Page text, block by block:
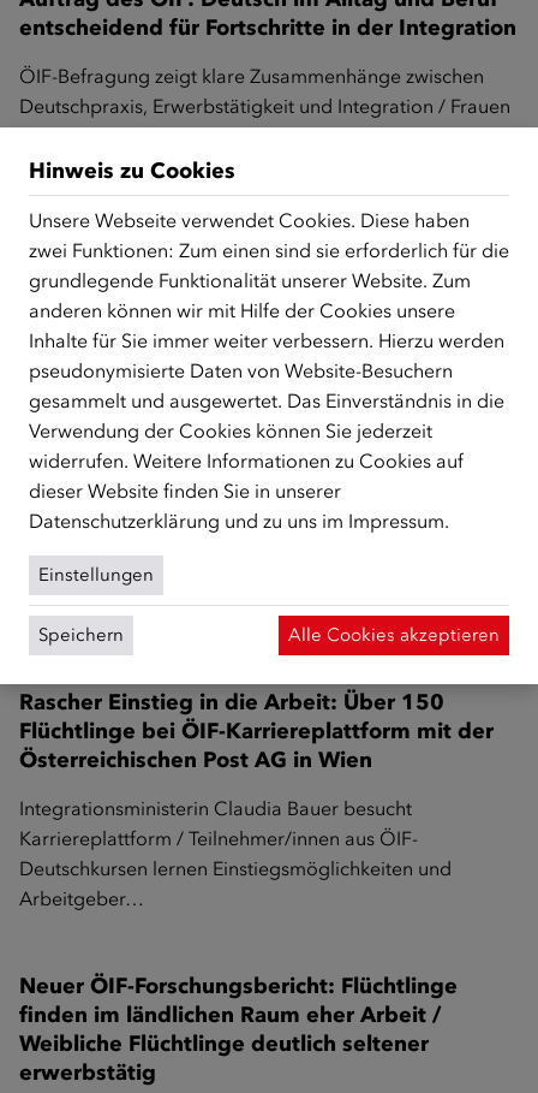
entscheidend für Fortschritte in der Integration
ÖIF-Befragung zeigt klare Zusammenhänge zwischen
Deutschpraxis, Erwerbstätigkeit und Integration / Frauen
Rascher Einstieg in die Lehre: 150 Flüchtlinge
und Vertriebene informierten sich bei ÖIF-
Karriereplattform in Salzburg über Lehrberufe
ÖIF bringt arbeitssuchende Teilnehmer/innen aus
Deutschkursen und Unternehmen mit Arbeitskräftebedarf
zusammen / Zwei Drittel der Mangelberufe können…
Arbeitskräftebedarf in der Pflege: ÖIF lud zum
7. Expert/innen-Forum in Wien
40 Expert/innen aus Arbeitsmarkt, Wirtschaft, Pflege und
Integration diskutierten Maßnahmen zur Integration
internationaler Fachkräfte in Arbeitsmarkt…
Rascher Einstieg in die Arbeit: Über 150
Flüchtlinge bei ÖIF-Karriereplattform mit der
Österreichischen Post AG in Wien
Integrationsministerin Claudia Bauer besucht
Karriereplattform / Teilnehmer/innen aus ÖIF-
Deutschkursen lernen Einstiegsmöglichkeiten und
Arbeitgeber…
Neuer ÖIF-Forschungsbericht: Flüchtlinge
finden im ländlichen Raum eher Arbeit /
Weibliche Flüchtlinge deutlich seltener
erwerbstätig
Hinweis zu Cookies
Unsere Webseite verwendet Cookies. Diese haben
zwei Funktionen: Zum einen sind sie erforderlich für die
grundlegende Funktionalität unserer Website. Zum
anderen können wir mit Hilfe der Cookies unsere
Inhalte für Sie immer weiter verbessern. Hierzu werden
pseudonymisierte Daten von Website-Besuchern
gesammelt und ausgewertet. Das Einverständnis in die
Verwendung der Cookies können Sie jederzeit
widerrufen. Weitere Informationen zu Cookies auf
dieser Website finden Sie in unserer
Datenschutzerklärung und zu uns im Impressum.
Einstellungen
Speichern Alle Cookies akzeptieren